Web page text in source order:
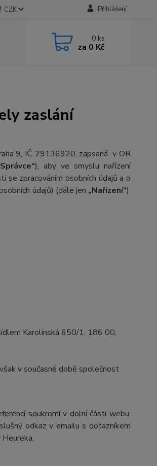
CZK Přihlášení
0 ks
za 0 Kč
zaslání
9, IČ 29136920, zapsaná v OR
), aby ve smyslu nařízení
zpracováním osobních údajů a o
údajů) (dále jen „Nařízení“),
Karolinská 650/1, 186 00,
v současné době společnost
soukromí v dolní části webu,
odkaz v emailu s dotazníkem